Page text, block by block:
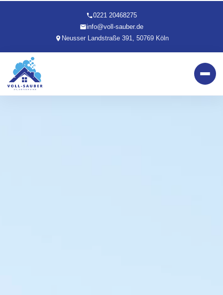
0221 20468275
info@voll-sauber.de
Neusser Landstraße 391, 50769 Köln